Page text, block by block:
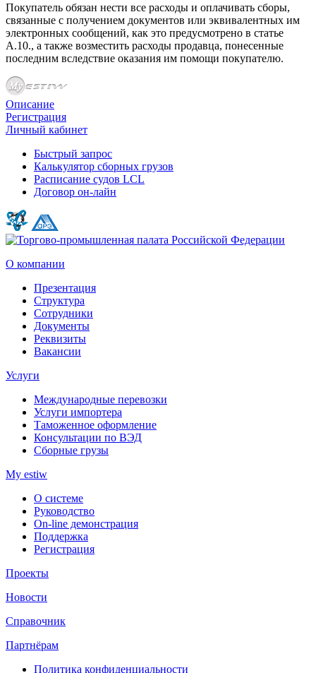
Покупатель обязан нести все расходы и оплачивать сборы,
связанные с получением документов или эквивалентных им
электронных сообщений, как это предусмотрено в статье
А.10., а также возместить расходы продавца, понесенные
последним вследствие оказания им помощи покупателю.
Описание
Регистрация
Личный кабинет
Быстрый запрос
Калькулятор сборных грузов
Расписание судов LCL
Договор он-лайн
О компании
Презентация
Структура
Сотрудники
Документы
Реквизиты
Вакансии
Услуги
Международные перевозки
Услуги импортера
Таможенное оформление
Консультации по ВЭД
Сборные грузы
My estiw
О системе
Руководство
On-line демонстрация
Поддержка
Регистрация
Проекты
Новости
Справочник
Партнёрам
Политика конфиденциальности